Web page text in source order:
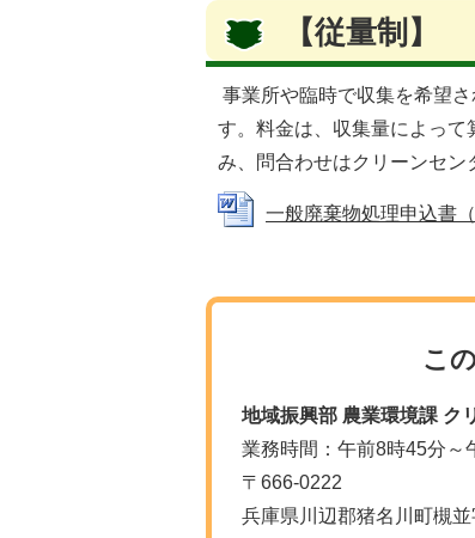
【従量制】
事業所や臨時で収集を希望
す。料金は、収集量によっ
み、問合わせはクリーンセン
一般廃棄物処理申込書
こ
地域振興部 農業環境課 ク
業務時間：午前8時45分～
〒666-0222
兵庫県川辺郡猪名川町槻